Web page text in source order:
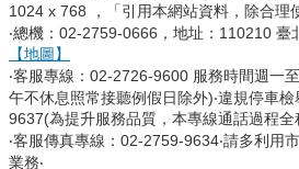
1024 x 768 ，「引用本網站資料，除合理
‧總機：02-2759-0666，地址：110210
【地圖】
‧客服專線：02-2726-9600 服務時間週一
午不休息照常接聽例假日除外)‧違規停車
9637(為提升服務品質，本專線通話過程全
‧客服傳真專線：02-2759-9634‧請多利用
業務‧